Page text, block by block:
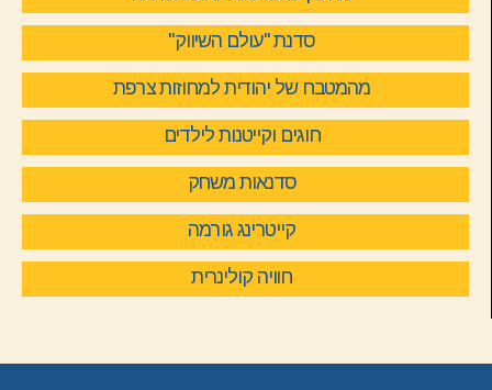
סדנת "עולם השיווק"
מהמטבח של יהודית למחוזות צרפת
חוגים וקייטנות לילדים
סדנאות משחק
קייטרינג גורמה
חוויה קולינרית